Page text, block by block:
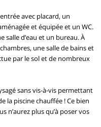
avec placard, un
et équipée et un WC.
salle d’eau et un bureau. À
une salle de bains et
par le sol et de nombreux
sans vis-à-vis permettant
la piscine chauffée ! Ce bien
n’aurez plus qu’à poser vos